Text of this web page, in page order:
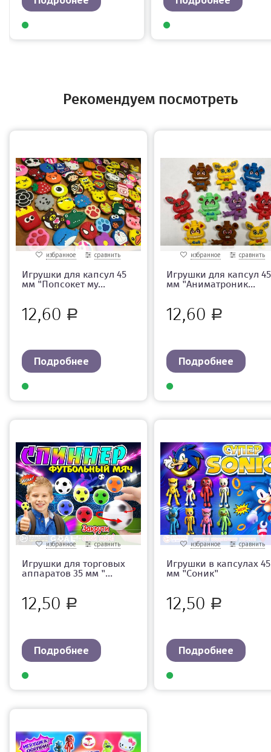
Рекомендуем посмотреть
избранное сравнить
Игрушки для капсул 45
мм "Попсокет му...
12,60 Р
Подробнее
избранное сравнить
Игрушки для капсул 45
мм "Аниматроник...
12,60 Р
Подробнее
избранное сравнить
Игрушки для торговых
аппаратов 35 мм "...
12,50 Р
Подробнее
избранное сравнить
Игрушки в капсулах 45
мм "Соник"
12,50 Р
Подробнее